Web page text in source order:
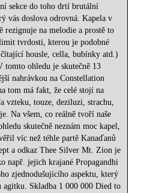
sekce do toho drtí brutální
vás doslova odrovná. Kapela v
rezignuje na melodie a prostě to
tvrdosti, kterou je podobné
housle, cella, bubínky atd.)
tomto ohledu je skutečně 13
nahrávkou na Constellation
tom má fakt, že celé stojí na
vzteku, touze, deziluzi, strachu,
Na všem, co reálně tvoří naše
skutečně neznám moc kapel,
víc než téhle partě Kanaďanů
a odkaz Thee Silver Mt. Zion je
např. jejich krajané Propagandhi
zjednodušujícího aspektu, který
agitku. Skladba 1 000 000 Died to